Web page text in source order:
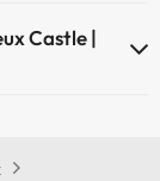
Castle |